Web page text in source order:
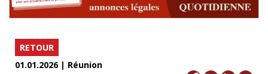
RETOUR
01.01.2026 | Réunion